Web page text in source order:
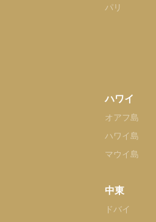
パリ
ハワイ
オアフ島
ハワイ島
マウイ島
中東
ドバイ